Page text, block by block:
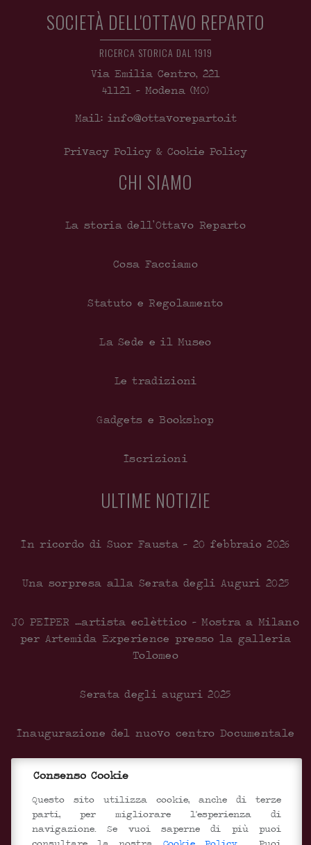
SOCIETÀ DELL'OTTAVO REPARTO
RICERCA STORICA DAL 1919
Via Emilia Centro, 221
41121 - Modena (MO)
Mail: info@ottavoreparto.it
Privacy Policy & Cookie Policy
CHI SIAMO
La storia dell’Ottavo Reparto
Cosa Facciamo
Statuto e Regolamento
La Sede e il Museo
Le tradizioni
Gadgets e Bookshop
Iscrizioni
ULTIME NOTIZIE
In ricordo di Suor Fausta – 20 febbraio 2026
Una sorpresa alla Serata degli Auguri 2025
JO PEIPER …artista eclèttico – Mostra a Milano
per Artemida Experience presso la galleria
Tolomeo
Serata degli auguri 2025
Inaugurazione del nuovo centro Documentale
SEGUICI SUI SOCIAL
Consenso Cookie
Questo sito utilizza cookie, anche di terze
parti, per migliorare l'esperienza di
navigazione. Se vuoi saperne di più puoi